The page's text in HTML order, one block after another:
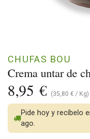
Crema untar de
CHUFAS BOU
8,95 € (35,80 € / Kg)
Pide hoy y recíbelo
ago.